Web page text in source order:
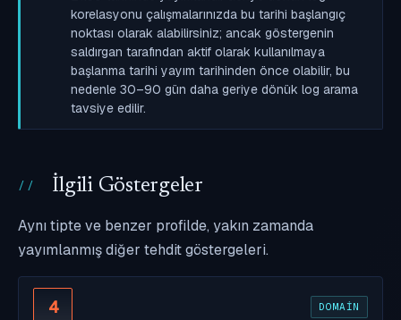
korelasyonu çalışmalarınızda bu tarihi başlangıç
noktası olarak alabilirsiniz; ancak göstergenin
saldırgan tarafından aktif olarak kullanılmaya
başlanma tarihi yayım tarihinden önce olabilir, bu
nedenle 30–90 gün daha geriye dönük log arama
tavsiye edilir.
İlgili Göstergeler
Aynı tipte ve benzer profilde, yakın zamanda
yayımlanmış diğer tehdit göstergeleri.
4 DOMAIN